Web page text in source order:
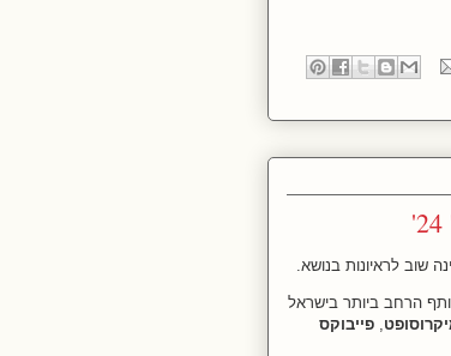
שוב לראיונות בנושא.
הרחב ביותר בישראל
, פייבוקס